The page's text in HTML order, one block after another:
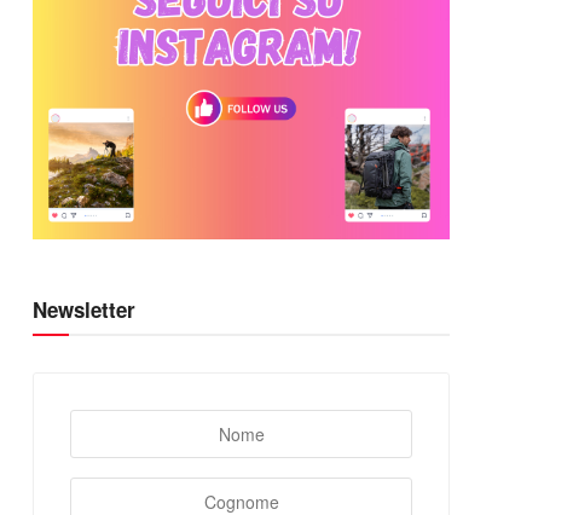
Newsletter